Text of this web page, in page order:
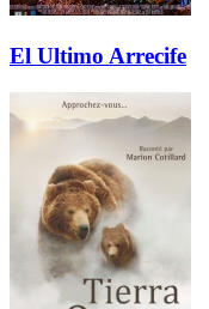
El Ultimo Arrecife